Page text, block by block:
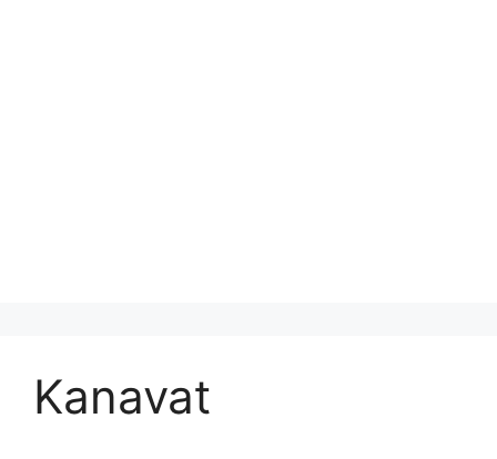
Kanavat